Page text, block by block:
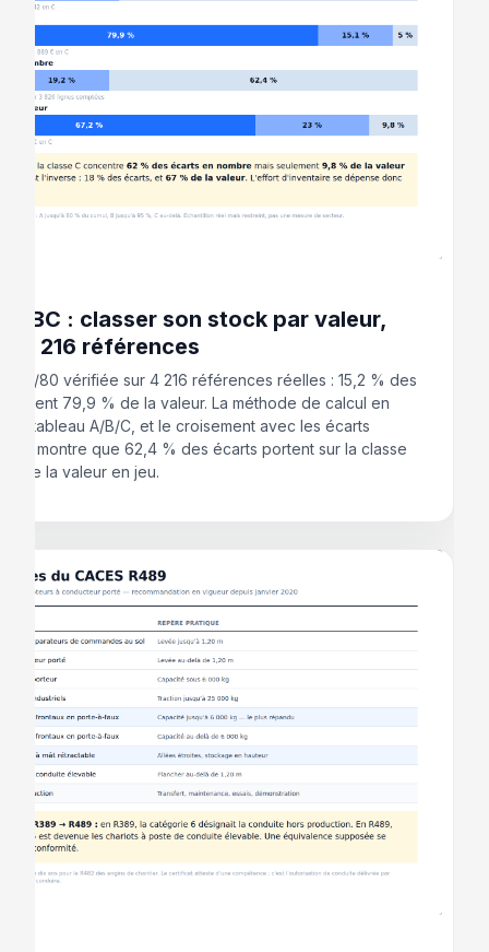
ABC : classer son stock par valeur,
4 216 références
20/80 vérifiée sur 4 216 références réelles : 15,2 % des
79,9 % de la valeur. La méthode de calcul en
le tableau A/B/C, et le croisement avec les écarts
qui montre que 62,4 % des écarts portent sur la classe
de la valeur en jeu.